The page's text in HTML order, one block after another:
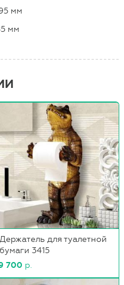
мм
мм
Держатель для туалетной
бумаги 3415
700 р.